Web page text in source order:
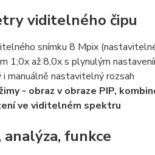
viditelného čipu
snímku 8 Mpix
1,0x až 8,0x s plynulým
manuálně nastavitelný rozsah
- obraz v obraze PIP,
ve viditelném spektru
analýza, funkce